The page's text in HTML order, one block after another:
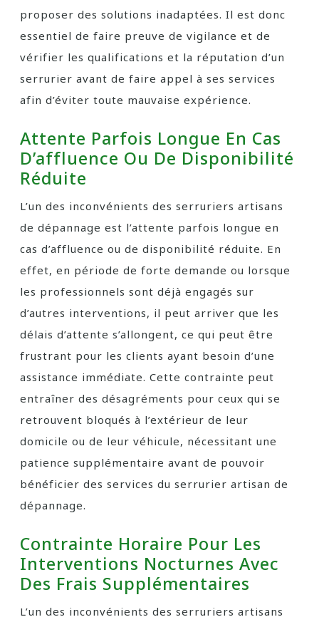
proposer des solutions inadaptées. Il est donc
essentiel de faire preuve de vigilance et de
vérifier les qualifications et la réputation d’un
serrurier avant de faire appel à ses services
afin d’éviter toute mauvaise expérience.
Attente Parfois Longue En Cas
D’affluence Ou De Disponibilité
Réduite
L’un des inconvénients des serruriers artisans
de dépannage est l’attente parfois longue en
cas d’affluence ou de disponibilité réduite. En
effet, en période de forte demande ou lorsque
les professionnels sont déjà engagés sur
d’autres interventions, il peut arriver que les
délais d’attente s’allongent, ce qui peut être
frustrant pour les clients ayant besoin d’une
assistance immédiate. Cette contrainte peut
entraîner des désagréments pour ceux qui se
retrouvent bloqués à l’extérieur de leur
domicile ou de leur véhicule, nécessitant une
patience supplémentaire avant de pouvoir
bénéficier des services du serrurier artisan de
dépannage.
Contrainte Horaire Pour Les
Interventions Nocturnes Avec
Des Frais Supplémentaires
L’un des inconvénients des serruriers artisans